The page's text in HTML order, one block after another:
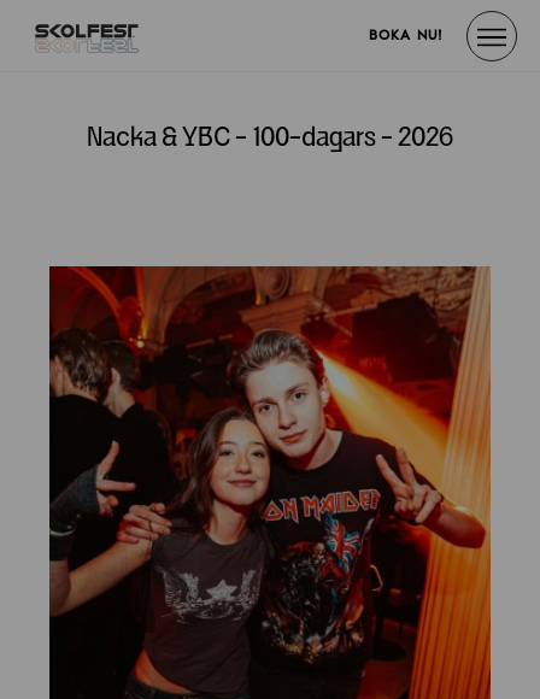
BOKA NU!
Nacka & YBC - 100-dagars - 2026